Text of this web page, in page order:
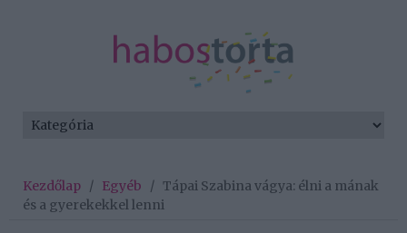
Kezdőlap / Egyéb / Tápai Szabina vágya: élni a mának
és a gyerekekkel lenni